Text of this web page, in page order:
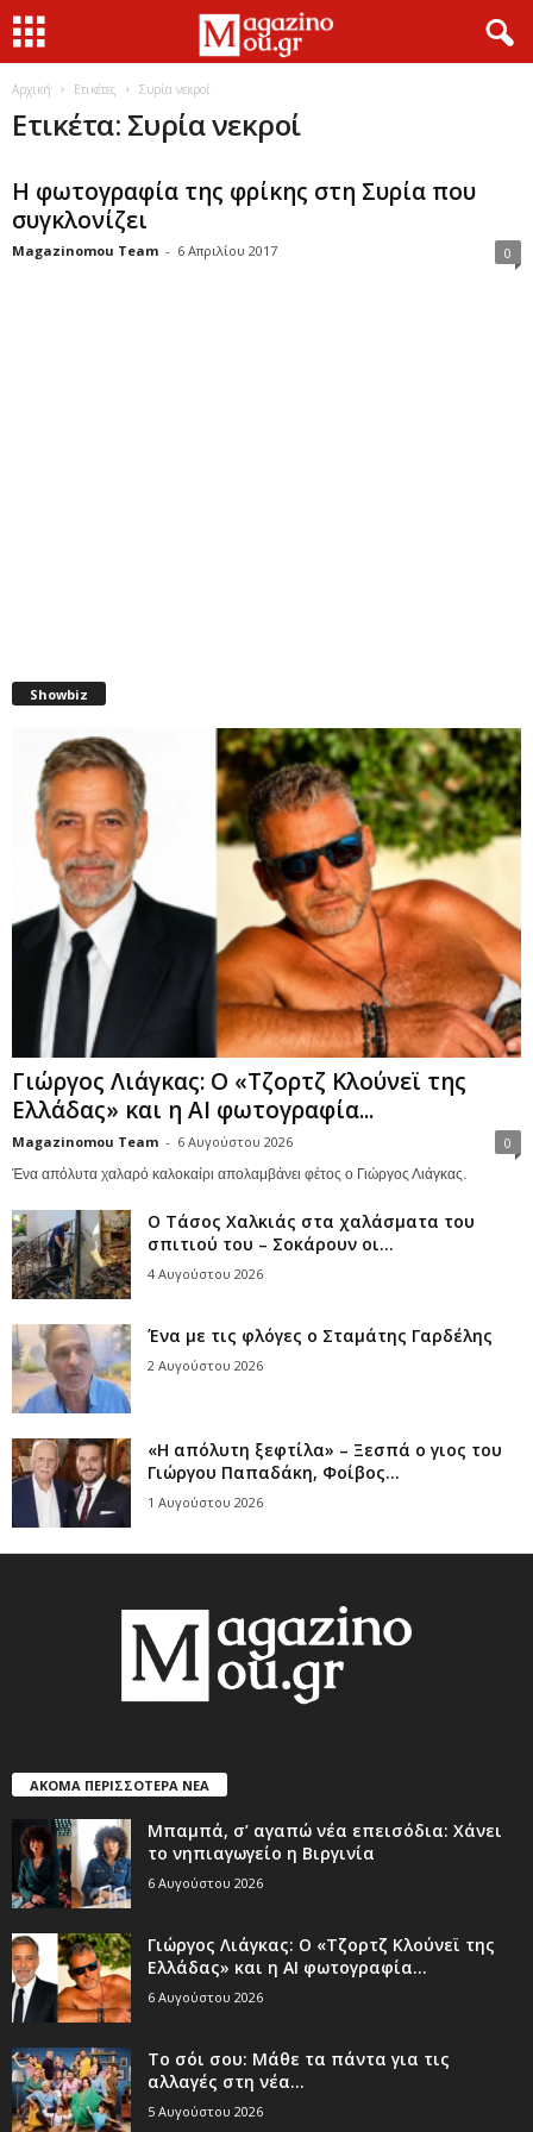
Αρχική Ετικέτες Συρία νεκροί
Ετικέτα: Συρία νεκροί
Η φωτογραφία της φρίκης στη Συρία που
συγκλονίζει
Magazinomou Team - 6 Απριλίου 2017 0
Showbiz
Γιώργος Λιάγκας: Ο «Τζορτζ Κλούνεϊ της
Ελλάδας» και η AI φωτογραφία...
Magazinomou Team - 6 Αυγούστου 2026 0
Ένα απόλυτα χαλαρό καλοκαίρι απολαμβάνει φέτος ο Γιώργος Λιάγκας.
Ο Τάσος Χαλκιάς στα χαλάσματα του
σπιτιού του – Σοκάρουν οι...
4 Αυγούστου 2026
Ένα με τις φλόγες ο Σταμάτης Γαρδέλης
2 Αυγούστου 2026
«Η απόλυτη ξεφτίλα» – Ξεσπά ο γιος του
Γιώργου Παπαδάκη, Φοίβος...
1 Αυγούστου 2026
ΑΚΟΜΑ ΠΕΡΙΣΣΟΤΕΡΑ ΝΕΑ
Μπαμπά, σ’ αγαπώ νέα επεισόδια: Χάνει
το νηπιαγωγείο η Βιργινία
6 Αυγούστου 2026
Γιώργος Λιάγκας: Ο «Τζορτζ Κλούνεϊ της
Ελλάδας» και η AI φωτογραφία...
6 Αυγούστου 2026
Το σόι σου: Μάθε τα πάντα για τις
αλλαγές στη νέα...
5 Αυγούστου 2026